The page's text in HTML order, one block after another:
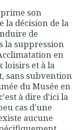
son
la décision de la
de
la suppression
en
loisirs et à la
sans subvention
du Musée en
à dire d'ici la
cas d'une
aucune